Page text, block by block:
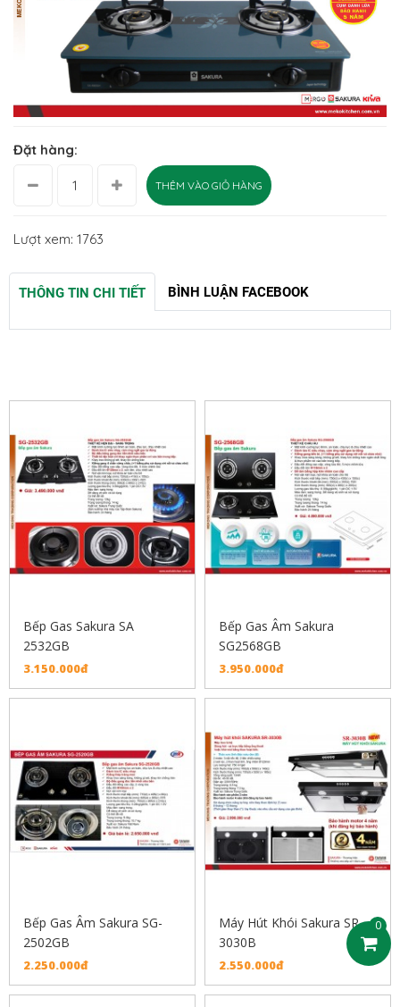
0
Đặt hàng:
THÊM VÀO GIỎ HÀNG
Lượt xem: 1763
THÔNG TIN CHI TIẾT BÌNH LUẬN FACEBOOK
Bếp Gas Sakura SA
2532GB
3.150.000đ
Bếp Gas Âm Sakura
SG2568GB
3.950.000đ
Bếp Gas Âm Sakura SG-
2502GB
2.250.000đ
Máy Hút Khói Sakura SR-
3030B
2.550.000đ